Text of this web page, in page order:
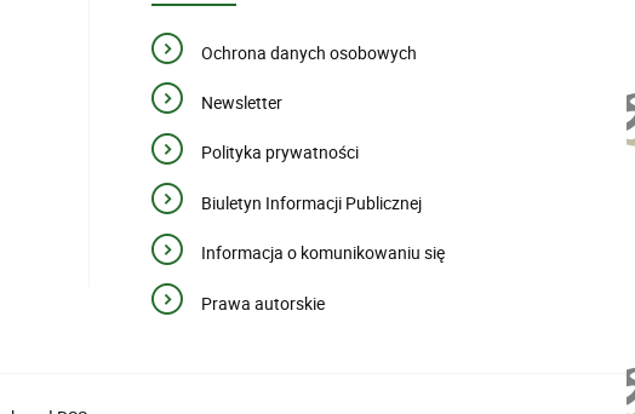
Ochrona danych osobowych
Newsletter
Polityka prywatności
Biuletyn Informacji Publicznej
Informacja o komunikowaniu się
Prawa autorskie